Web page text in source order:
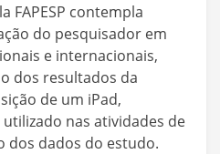
FAPESP contempla
do pesquisador em
e internacionais,
dos resultados da
de um iPad,
nas atividades de
dos dados do estudo.